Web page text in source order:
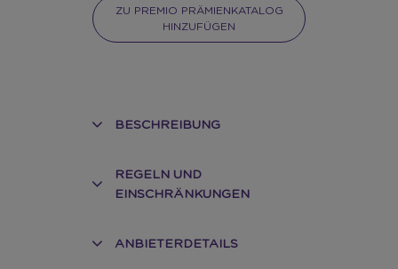
ZU PREMIO PRÄMIENKATALOG
HINZUFÜGEN
BESCHREIBUNG
REGELN UND
EINSCHRÄNKUNGEN
ANBIETERDETAILS